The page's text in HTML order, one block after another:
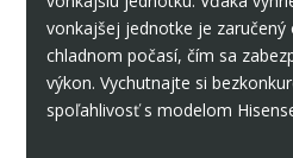
vonkajšej jednotke je
chladnom počasí, čím sa
výkon. Vychutnajte si
spoľahlivosť s modelom